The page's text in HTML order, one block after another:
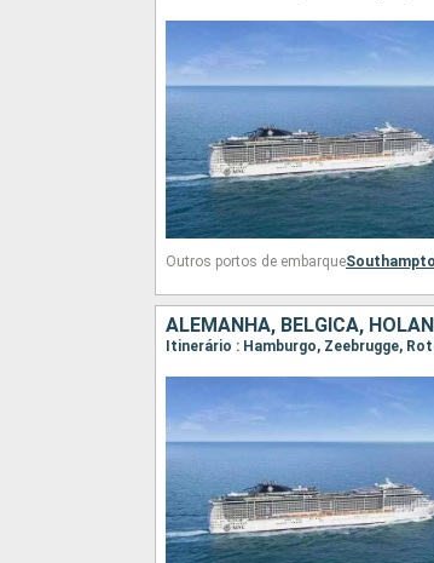
Outros portos de embarque
ALEMANHA, BÉLGICA,
Itinerário : Hamburgo, Zeebrugge,